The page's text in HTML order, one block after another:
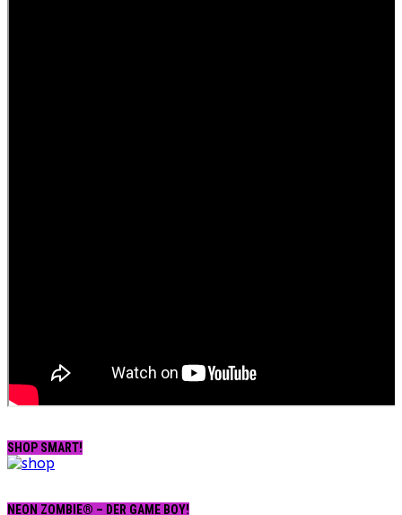
SHOP SMART!
NEON ZOMBIE® – DER GAME BOY!